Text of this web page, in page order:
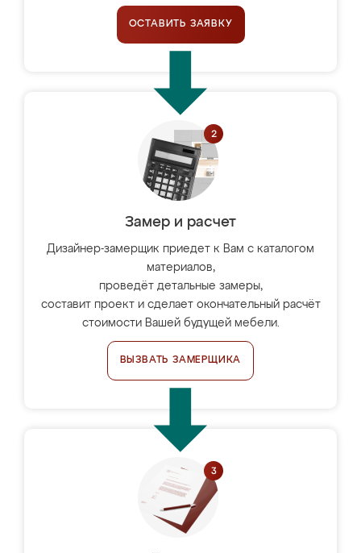
ОСТАВИТЬ ЗАЯВКУ
Замер и расчет
Дизайнер-замерщик приедет к Вам с каталогом
материалов,
проведёт детальные замеры,
составит проект и сделает окончательный расчёт
стоимости Вашей будущей мебели.
ВЫЗВАТЬ ЗАМЕРЩИКА